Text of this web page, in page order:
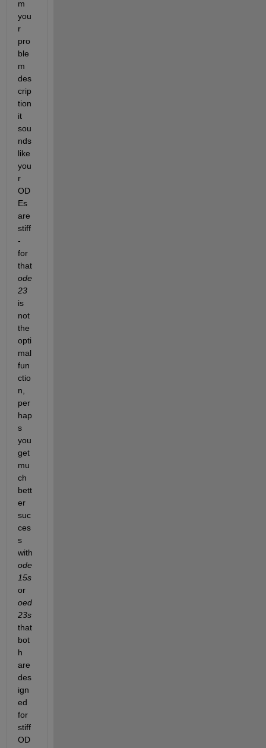
m
you
r
pro
ble
m
des
crip
tion
it
sou
nds
like
you
r
OD
Es
are
stiff
-
for
that
ode
23
is
not
the
opti
mal
fun
ctio
n,
per
hap
s
you
get
mu
ch
bett
er
suc
ces
s
ode
15s
or
oed
23s
that
bot
h
are
des
ign
ed
for
stiff
OD